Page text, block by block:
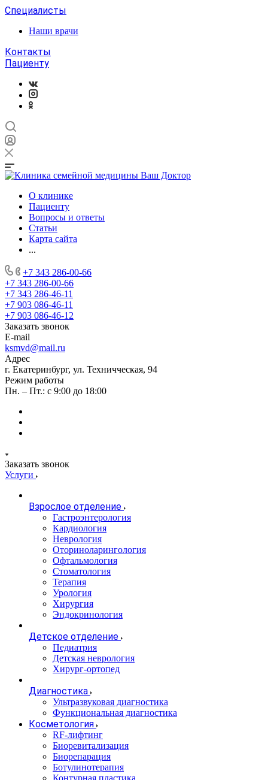
Специалисты
Наши врачи
Контакты
Пациенту
О клинике
Пациенту
Вопросы и ответы
Статьи
Карта сайта
...
+7 343 286-00-66
+7 343 286-00-66
+7 343 286-46-11
+7 903 086-46-11
+7 903 086-46-12
Заказать звонок
E-mail
ksmvd@mail.ru
Адрес
г. Екатеринбург, ул. Техничческая, 94
Режим работы
Пн. – Пт.: с 9:00 до 18:00
Заказать звонок
Услуги
Взрослое отделение
Гастроэнтерология
Кардиология
Неврология
Оториноларингология
Офтальмология
Стоматология
Терапия
Урология
Хирургия
Эндокринология
Детское отделение
Педиатрия
Детская неврология
Хирург-ортопед
Диагностика
Ультразвуковая диагностика
Функциональная диагностика
Косметология
RF-лифтинг
Биоревитализация
Биорепарация
Ботулинотерапия
Контурная пластика